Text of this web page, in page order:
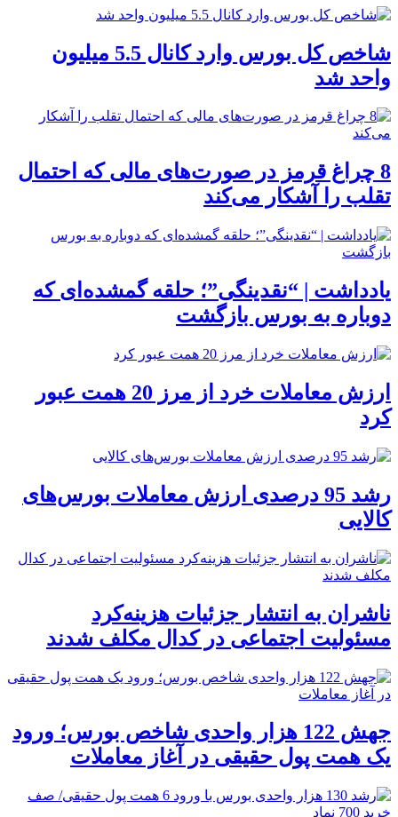
شاخص کل بورس وارد کانال 5.5 میلیون
واحد شد
8 چراغ قرمز در صورت‌های مالی که احتمال
تقلب را آشکار می‌کند
یادداشت | “نقدینگی”؛ حلقه گمشده‌ای که
دوباره به بورس بازگشت
ارزش معاملات خرد از مرز 20 همت عبور
کرد
رشد 95 درصدی ارزش معاملات بورس‌های
کالایی
ناشران به انتشار جزئیات هزینه‌کرد
مسئولیت اجتماعی در کدال مکلف شدند
جهش 122 هزار واحدی شاخص بورس؛ ورود
یک همت پول حقیقی در آغاز معاملات